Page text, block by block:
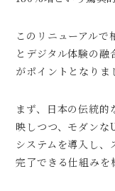
このリニューアル
とデジタル体験の
がポイントとなりま
まず、日本の伝統的
映しつつ、モダン
システムを導入し、
完了できる仕組みを